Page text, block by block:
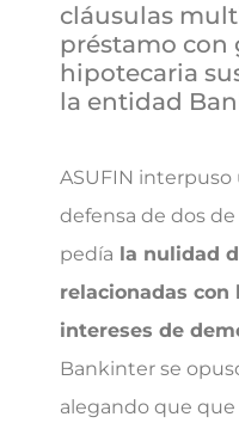
cláusulas
préstamo con
hipotecaria
la entidad
ASUFIN
defensa de dos
pedía la nulidad
relacionadas con
intereses de
Bankinter se
alegando que